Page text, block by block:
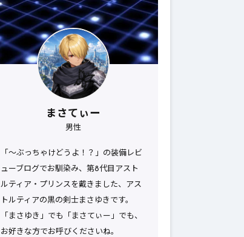
まさてぃー
男性
「～ぶっちゃけどうよ！？」の装備レビ
ューブログでお馴染み、第8代目アスト
ルティア・プリンスを戴きました、アス
トルティアの黒の剣士まさゆきです。
「まさゆき」でも「まさてぃー」でも、
お好きな方でお呼びくださいね。